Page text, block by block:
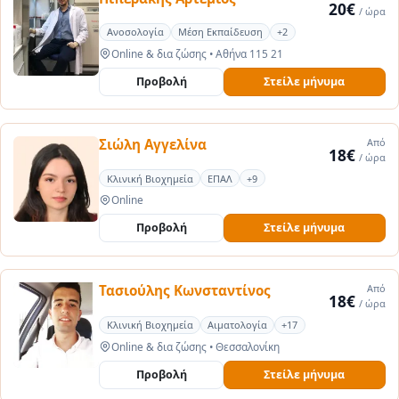
20€ / ώρα
Ανοσολογία
Μέση Εκπαίδευση +2
Online & δια ζώσης •Αθήνα 115 21
Προβολή Στείλε μήνυμα
Σιώλη Αγγελίνα Από
18€ / ώρα
Κλινική Βιοχημεία
ΕΠΑΛ +9
Online
Προβολή Στείλε μήνυμα
Τασιούλης Κωνσταντίνος Από
18€ / ώρα
Κλινική Βιοχημεία
Αιματολογία +17
Online & δια ζώσης •Θεσσαλονίκη
Προβολή Στείλε μήνυμα